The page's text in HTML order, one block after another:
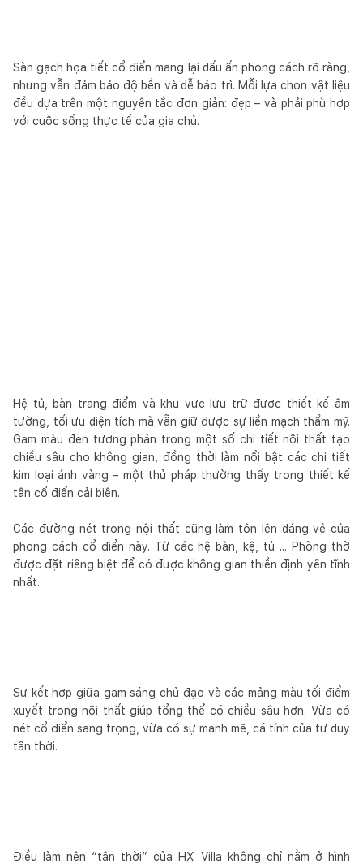
Sàn gạch họa tiết cổ điển mang lại dấu ấn phong cách rõ ràng,
nhưng vẫn đảm bảo độ bền và dễ bảo trì. Mỗi lựa chọn vật liệu
đều dựa trên một nguyên tắc đơn giản: đẹp – và phải phù hợp
với cuộc sống thực tế của gia chủ.
Hệ tủ, bàn trang điểm và khu vực lưu trữ được thiết kế âm
tường, tối ưu diện tích mà vẫn giữ được sự liền mạch thẩm mỹ.
Gam màu đen tương phản trong một số chi tiết nội thất tạo
chiều sâu cho không gian, đồng thời làm nổi bật các chi tiết
kim loại ánh vàng – một thủ pháp thường thấy trong thiết kế
tân cổ điển cải biên.
Các đường nét trong nội thất cũng làm tôn lên dáng vẻ của
phong cách cổ điển này. Từ các hệ bàn, kệ, tủ ... Phòng thờ
được đặt riêng biệt để có được không gian thiền định yên tĩnh
nhất.
Sự kết hợp giữa gam sáng chủ đạo và các mảng màu tối điểm
xuyết trong nội thất giúp tổng thể có chiều sâu hơn. Vừa có
nét cổ điển sang trọng, vừa có sự mạnh mẽ, cá tính của tư duy
tân thời.
Điều làm nên “tân thời” của HX Villa không chỉ nằm ở hình